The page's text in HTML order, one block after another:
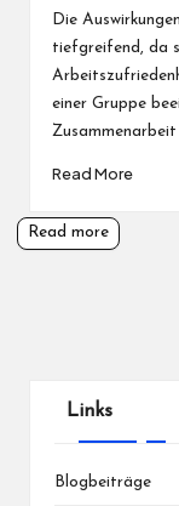
by
Die
tiefgreifend, da
einer Gruppe
Read More
Read more
Links
Blogbeiträge